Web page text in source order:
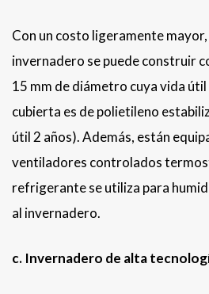
Con un costo ligeramente
invernadero se puede construir
15 mm de diámetro cuya vida útil
cubierta es de polietileno
útil 2 años). Además, están
ventiladores controlados
refrigerante se utiliza para
al invernadero.
c. Invernadero de alta